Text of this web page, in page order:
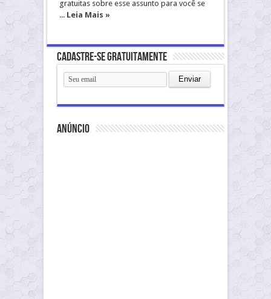
gratuitas sobre esse assunto para você se
... Leia Mais »
Cadastre-se gratuitamente
anúncio